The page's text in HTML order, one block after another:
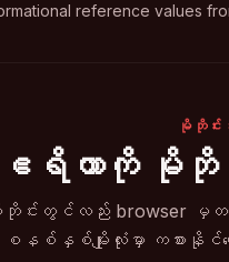
reference values
မိုဘိုင်း
ဧရိယာကို မို
ဘိုင်းတွင်လည်း browser
စနစ်နှစ်မျိုးလုံးမှာ ကစား